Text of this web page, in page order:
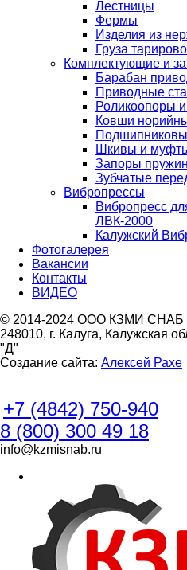
Лестницы
Фермы
Изделия из
Груза
Комплектующие и
Барабан
Приводные
Роликоопоры
Ковши
Шкивы и
Запоры
Зубчатые
Вибропрессы
Вибропресс
ЛВК-2000
Калужский
Фотогалерея
Вакансии
Контакты
ВИДЕО
© 2014-2024 ООО КЗМИ СНАБ
248010, г. Калуга, Калужская
"Д"
Создание сайта: Алексей Рахе
+7 (4842) 750-940
8 (800) 300 49 18
info@kzmisnab.ru